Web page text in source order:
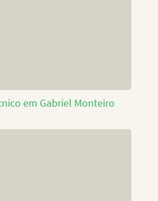
em Gabriel Monteiro